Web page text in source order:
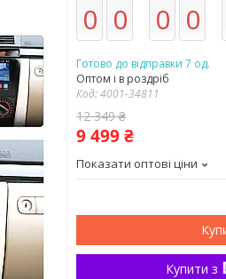
0 0 0 0
Готово до відправки 7 од.
Оптом і в роздріб
Код:4001-34811
12 349 ₴
9 499 ₴
Показати оптові ціни
Купити з